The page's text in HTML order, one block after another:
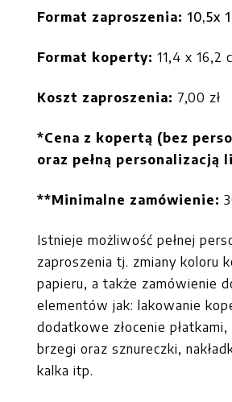
Format zaproszenia: 10,5x
Format koperty: 11,4 x 16,2
Koszt zaproszenia: 7,00 zł
*Cena z kopertą (bez
oraz pełną personalizacją
**Minimalne zamówienie:
Istnieje możliwość pełnej
zaproszenia tj. zmiany koloru
papieru, a także zamówienie
elementów jak: lakowanie
dodatkowe złocenie
brzegi oraz sznureczki,
kalka itp.